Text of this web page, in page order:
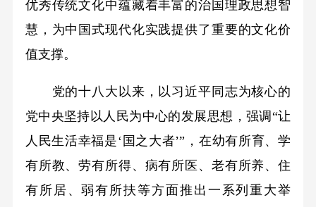
优秀传统文化中蕴藏着丰富的治国理政思想智
慧，为中国式现代化实践提供了重要的文化价
值支撑。
党的十八大以来，以习近平同志为核心的
党中央坚持以人民为中心的发展思想，强调“让
人民生活幸福是‘国之大者’”，在幼有所育、学
有所教、劳有所得、病有所医、老有所养、住
有所居、弱有所扶等方面推出一系列重大举